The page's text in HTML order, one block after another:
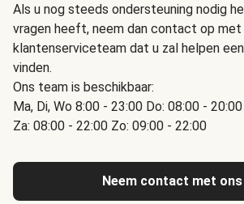
Als u nog steeds ondersteuning nodig
vragen heeft, neem dan contact op met
klantenserviceteam dat u zal helpen
vinden.
Ons team is beschikbaar:
Ma, Di, Wo 8:00 - 23:00 Do: 08:00 -
Za: 08:00 - 22:00 Zo: 09:00 - 22:00
Neem contact met